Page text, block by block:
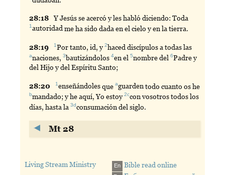
28:18 YJesús se acercó y les habló diciendo: Toda
1autoridadme ha sido dada en el cielo y en la tierra.
28:19 1Portanto, id, y2haced discípulos a todas las
anaciones,3bautizándolos 4enel5nombredel6Padrey
del Hijo y del Espíritu Santo;
28:20 1enseñándolesqueaguardentodo cuanto os he
bmandado; y he aquí, Yo estoy2cconvosotros todos los
días, hasta la3dconsumacióndel siglo.
Mt 28
En Bible read online
Living Stream Ministry